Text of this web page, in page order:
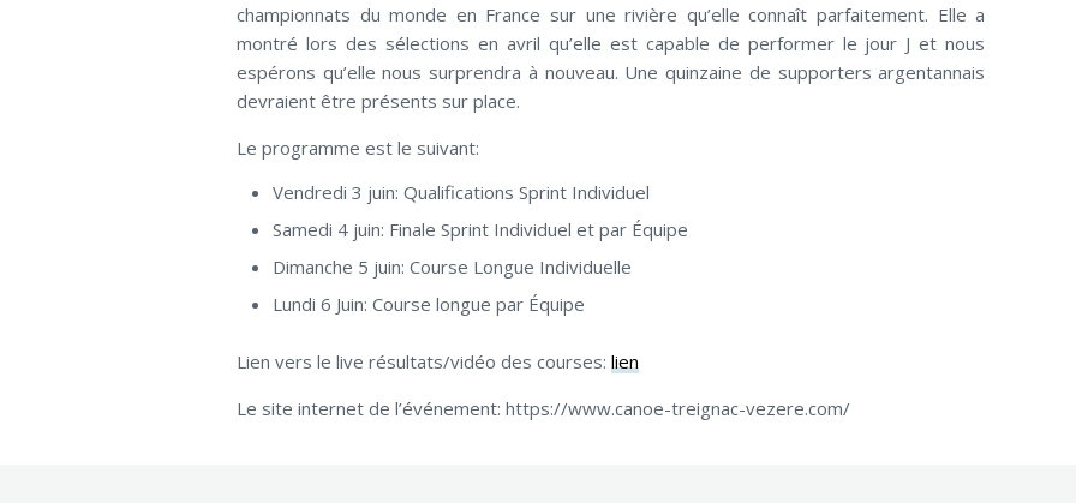
championnats du monde en France sur une rivière qu’elle connaît parfaitement. Elle a
montré lors des sélections en avril qu’elle est capable de performer le jour J et nous
espérons qu’elle nous surprendra à nouveau. Une quinzaine de supporters argentannais
devraient être présents sur place.
Le programme est le suivant:
Vendredi 3 juin: Qualifications Sprint Individuel
Samedi 4 juin: Finale Sprint Individuel et par Équipe
Dimanche 5 juin: Course Longue Individuelle
Lundi 6 Juin: Course longue par Équipe
Lien vers le live résultats/vidéo des courses: lien
Le site internet de l’événement: https://www.canoe-treignac-vezere.com/